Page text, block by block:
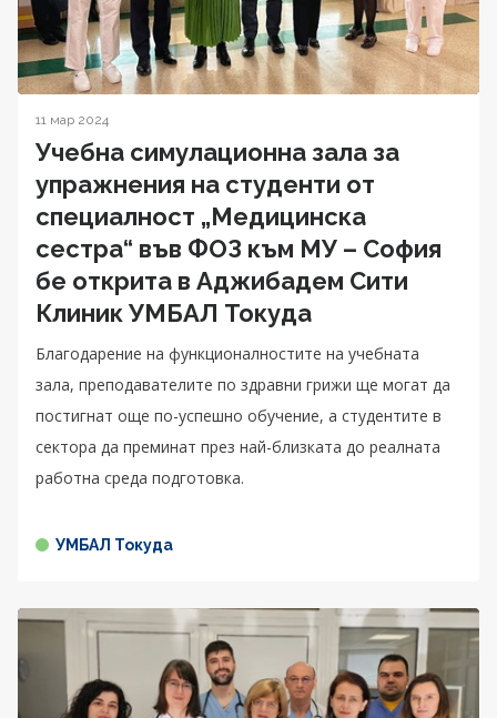
11 мар 2024
Учебна симулационна зала за
упражнения на студенти от
специалност „Медицинска
сестра“ във ФОЗ към МУ – София
бе открита в Аджибадем Сити
Клиник УМБАЛ Токуда
Благодарение на функционалностите на учебната
зала, преподавателите по здравни грижи ще могат да
постигнат още по-успешно обучение, а студентите в
секторa да преминат през най-близката до реалната
работна среда подготовка.
УМБАЛ Токуда